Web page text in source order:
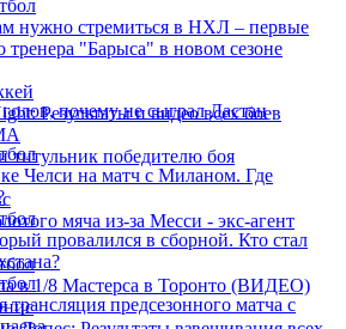
нужно стремиться в НХЛ – первые
тренера "Барыса" в новом сезоне
Результаты и видео всех боев
титульник победителю боя
мяча из-за Месси - экс-агент
в 1/8 Мастерса в Торонто (ВИДЕО)
почему не сыграл Дастан
Челси на матч с Миланом. Где
провалился в сборной. Кто стал
предсезонного матча с